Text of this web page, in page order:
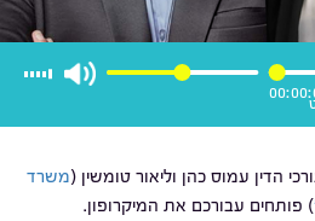
משרד
) פותחים עבורכם את המיקרופון.